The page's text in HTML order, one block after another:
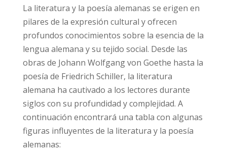
La literatura y la poesía alemanas se erigen en
pilares de la expresión cultural y ofrecen
profundos conocimientos sobre la esencia de la
lengua alemana y su tejido social. Desde las
obras de Johann Wolfgang von Goethe hasta la
poesía de Friedrich Schiller, la literatura
alemana ha cautivado a los lectores durante
siglos con su profundidad y complejidad. A
continuación encontrará una tabla con algunas
figuras influyentes de la literatura y la poesía
alemanas: